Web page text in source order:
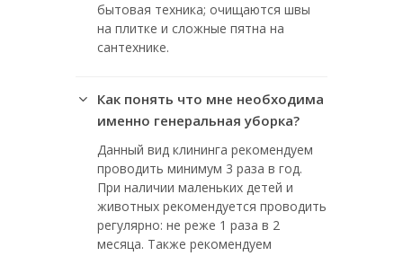
бытовая техника; очищаются швы
на плитке и сложные пятна на
сантехнике.
Как понять что мне необходима
именно генеральная уборка?
Данный вид клининга рекомендуем
проводить минимум 3 раза в год.
При наличии маленьких детей и
животных рекомендуется проводить
регулярно: не реже 1 раза в 2
месяца. Также рекомендуем